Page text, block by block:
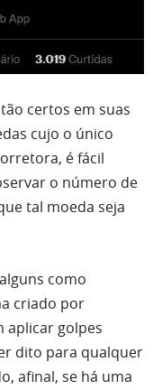
certos em suas
cujo o único
é fácil
o número de
tal moeda seja
como
criado por
aplicar golpes
dito para qualquer
afinal, se há uma